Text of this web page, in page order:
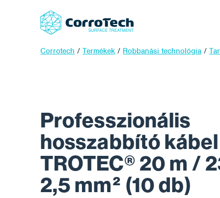
Corrotech /Termékek / Robbanási technológia /
Professzionális
hosszabbító kábel
TROTEC® 20 m /
2,5 mm² (10 db)